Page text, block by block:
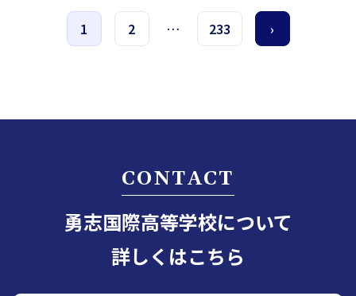
1 2 … 233 ›
CONTACT
勇志国際高等学校について
詳しくはこちら